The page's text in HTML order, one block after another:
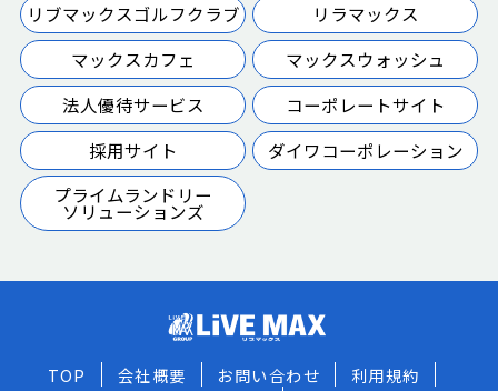
リブマックスゴルフクラブ
リラマックス
マックスカフェ
マックスウォッシュ
法人優待サービス
コーポレートサイト
採用サイト
ダイワコーポレーション
プライムランドリー
ソリューションズ
TOP 会社概要 お問い合わせ
利用規約